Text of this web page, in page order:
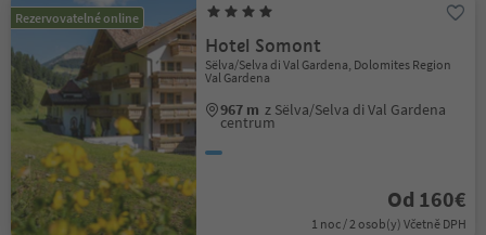
Rezervovatelné online
Hotel Somont
Sëlva/Selva di Val Gardena, Dolomites Region
Val Gardena
967 m z Sëlva/Selva di Val Gardena
centrum
Od 160€
1 noc / 2 osob(y) Včetně DPH